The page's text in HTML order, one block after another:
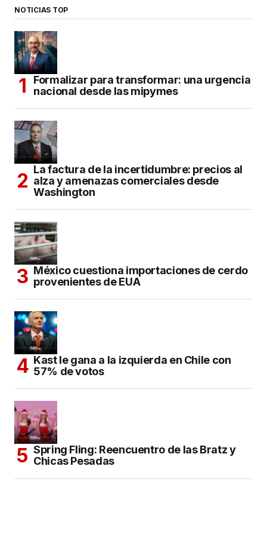
NOTICIAS TOP
Formalizar para transformar: una urgencia
nacional desde las mipymes
La factura de la incertidumbre: precios al
alza y amenazas comerciales desde
Washington
México cuestiona importaciones de cerdo
provenientes de EUA
Kast le gana a la izquierda en Chile con
57% de votos
Spring Fling: Reencuentro de las Bratz y
Chicas Pesadas